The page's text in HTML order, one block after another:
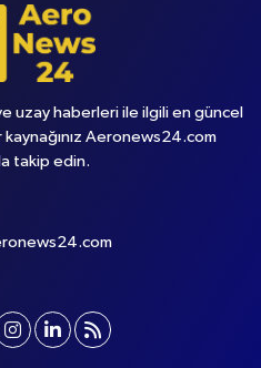
uzay haberleri ile ilgili en güncel
Aeronews24.com
takip edin.